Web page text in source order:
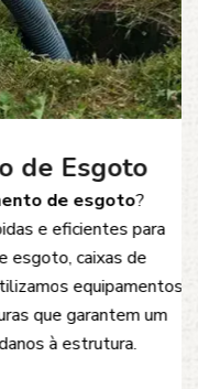
esgoto?
para
caixas de
equipamentos
garantem um
estrutura.